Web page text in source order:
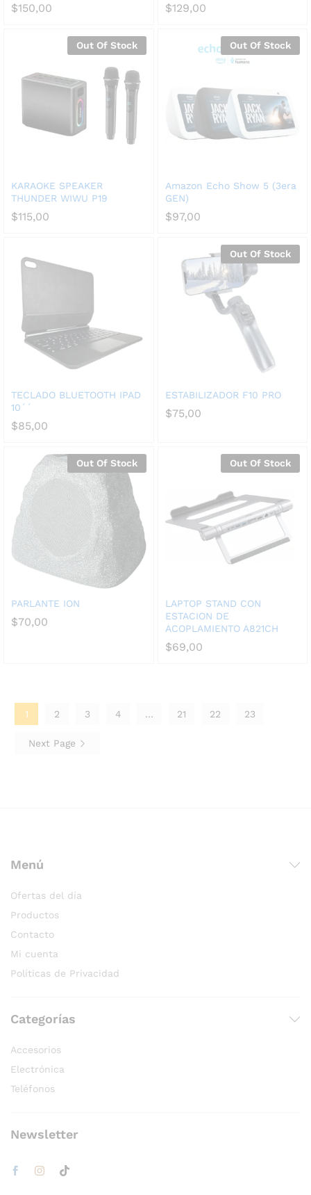
$150,00 $129,00
Out Of Stock
KARAOKE SPEAKER
THUNDER WIWU P19
$115,00
Out Of Stock
Amazon Echo Show 5 (3era
GEN)
$97,00
TECLADO BLUETOOTH IPAD
10´´
$85,00
Out Of Stock
ESTABILIZADOR F10 PRO
$75,00
Out Of Stock
PARLANTE ION
$70,00
Out Of Stock
LAPTOP STAND CON
ESTACION DE
ACOPLAMIENTO A821CH
$69,00
1 2 3 4 … 21 22 23
Next Page
Menú
Ofertas del día
Productos
Contacto
Mi cuenta
Políticas de Privacidad
Categorías
Accesorios
Electrónica
Teléfonos
Newsletter